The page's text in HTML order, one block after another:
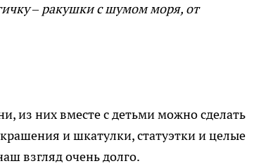
– ракушки с шумом моря, от
из них вместе с детьми можно сделать
и шкатулки, статуэтки и целые
взгляд очень долго.